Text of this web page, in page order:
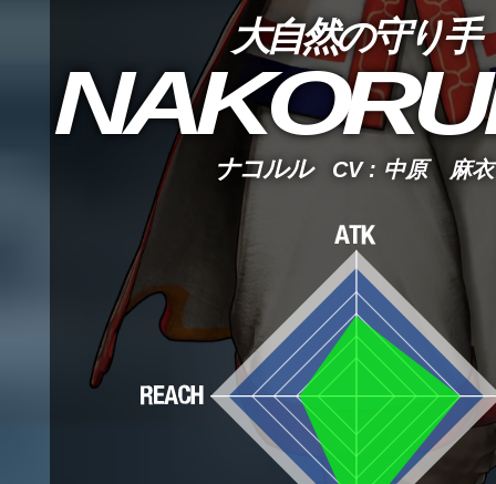
大自然の守り手
ナコルルCV : 中原 麻衣